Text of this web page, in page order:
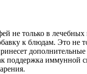
не только в лечебных
к блюдам. Это не
поддержка иммунной